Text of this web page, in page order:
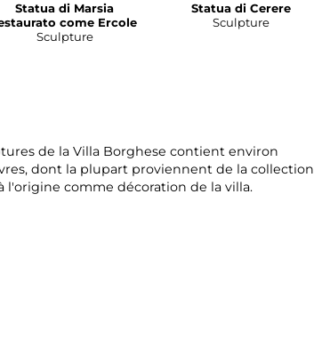
Statua di Marsia
come Ercole
Sculpture
Statua di Cerere
Sculpture
de la Villa Borghese contient environ
dont la plupart proviennent de la collection
l'origine comme décoration de la villa.